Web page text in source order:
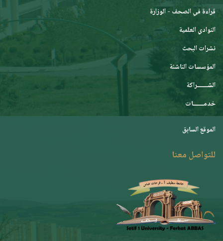
قراءة في الصحف - الوزارة
النوادي العلمية
نشرات البحث
المؤسسات الناشئة
الشـــــــراكة
خدمـــــــات
الموقع السابق
للتواصل معنا